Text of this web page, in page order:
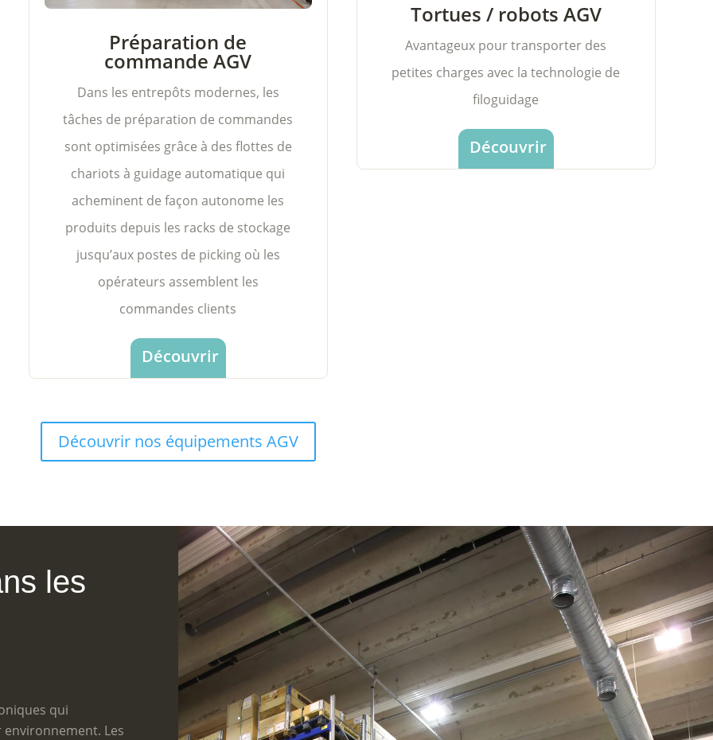
Préparation de
commande AGV
Dans les entrepôts modernes, les
tâches de préparation de commandes
sont optimisées grâce à des flottes de
chariots à guidage automatique qui
acheminent de façon autonome les
produits depuis les racks de stockage
jusqu’aux postes de picking où les
opérateurs assemblent les
commandes clients
Découvrir
Tortues / robots AGV
Avantageux pour transporter des
petites charges avec la technologie de
filoguidage
Découvrir
Découvrir nos équipements AGV
les
qui
Les